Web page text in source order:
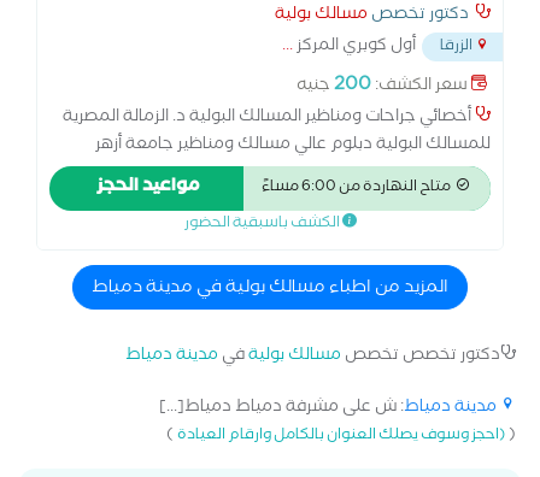
دكتور تخصص مسالك بولية
الزرقا أول كوبري المركز...
سعر الكشف:200جنيه
أخصائي جراحات ومناظير المسالك البولية د. الزمالة المصرية
للمسالك البولية دبلوم عالي مسالك ومناظير جامعة أزهر
القاهرة
متاح النهاردة من 6:00 مساءً مواعيد الحجز
الكشف باسبقية الحضور
المزيد من اطباء مسالك بولية في مدينة دمياط
دكتور تخصص تخصص مسالك بوليةفي مدينة دمياط
مدينة دمياط: ش على مشرفة دمياط دمياط[...]
((احجز وسوف يصلك العنوان بالكامل وارقام العيادة)